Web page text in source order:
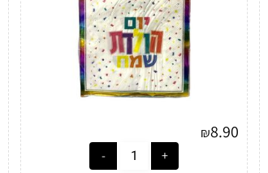
₪8.90